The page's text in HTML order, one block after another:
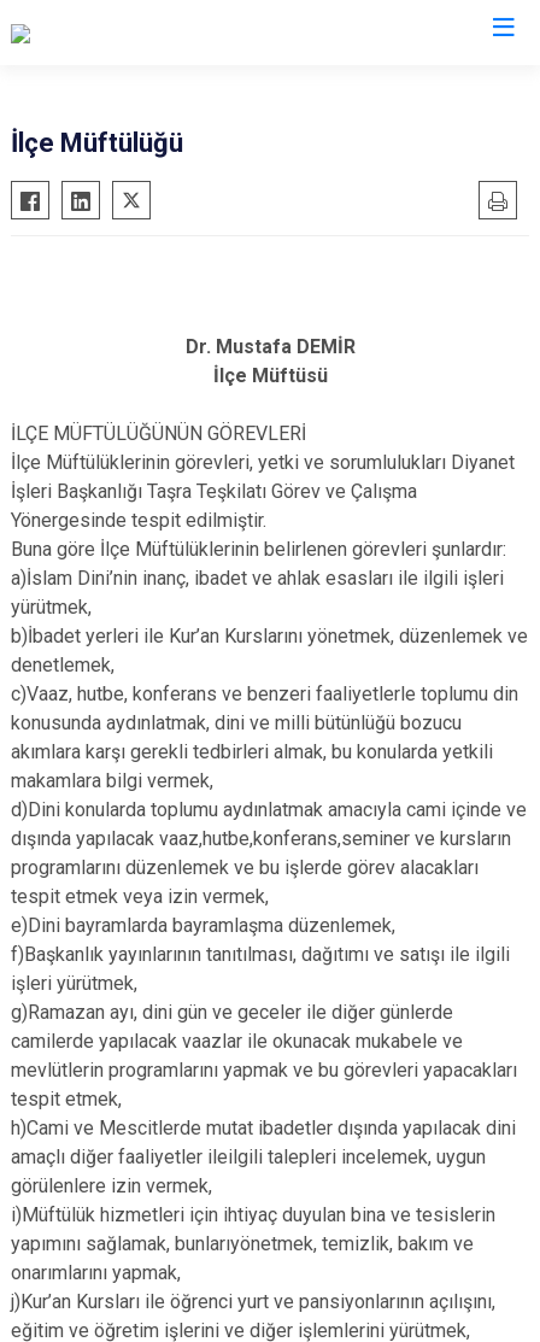
Araban
İslahiye
Şehitkamil
Yavuzeli
İlçe Müftülüğü
Dr. Mustafa DEMİR
İlçe Müftüsü
İLÇE MÜFTÜLÜĞÜNÜN GÖREVLERİ
İlçe Müftülüklerinin görevleri, yetki ve sorumlulukları Diyanet
İşleri Başkanlığı Taşra Teşkilatı Görev ve Çalışma
Yönergesinde tespit edilmiştir.
Buna göre İlçe Müftülüklerinin belirlenen görevleri şunlardır:
a)İslam Dini’nin inanç, ibadet ve ahlak esasları ile ilgili işleri
yürütmek,
b)İbadet yerleri ile Kur’an Kurslarını yönetmek, düzenlemek ve
denetlemek,
c)Vaaz, hutbe, konferans ve benzeri faaliyetlerle toplumu din
konusunda aydınlatmak, dini ve milli bütünlüğü bozucu
akımlara karşı gerekli tedbirleri almak, bu konularda yetkili
makamlara bilgi vermek,
d)Dini konularda toplumu aydınlatmak amacıyla cami içinde ve
dışında yapılacak vaaz,hutbe,konferans,seminer ve kursların
programlarını düzenlemek ve bu işlerde görev alacakları
tespit etmek veya izin vermek,
e)Dini bayramlarda bayramlaşma düzenlemek,
f)Başkanlık yayınlarının tanıtılması, dağıtımı ve satışı ile ilgili
işleri yürütmek,
g)Ramazan ayı, dini gün ve geceler ile diğer günlerde
camilerde yapılacak vaazlar ile okunacak mukabele ve
mevlütlerin programlarını yapmak ve bu görevleri yapacakları
tespit etmek,
h)Cami ve Mescitlerde mutat ibadetler dışında yapılacak dini
amaçlı diğer faaliyetler ileilgili talepleri incelemek, uygun
görülenlere izin vermek,
i)Müftülük hizmetleri için ihtiyaç duyulan bina ve tesislerin
yapımını sağlamak, bunlarıyönetmek, temizlik, bakım ve
onarımlarını yapmak,
j)Kur’an Kursları ile öğrenci yurt ve pansiyonlarının açılışını,
eğitim ve öğretim işlerini ve diğer işlemlerini yürütmek,